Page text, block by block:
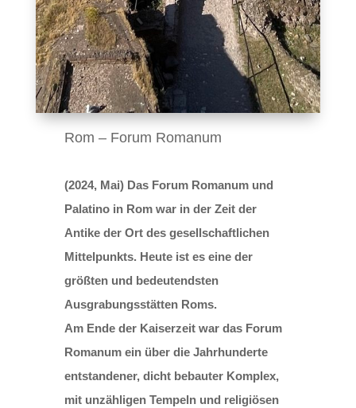
Rom – Forum Romanum
(2024, Mai) Das Forum Romanum und
Palatino in Rom war in der Zeit der
Antike der Ort des gesellschaftlichen
Mittelpunkts. Heute ist es eine der
größten und bedeutendsten
Ausgrabungsstätten Roms.
Am Ende der Kaiserzeit war das Forum
Romanum ein über die Jahrhunderte
entstandener, dicht bebauter Komplex,
mit unzähligen Tempeln und religiösen